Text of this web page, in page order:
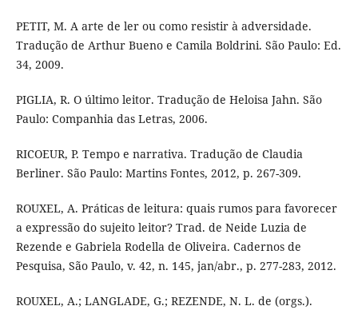
PETIT, M. A arte de ler ou como resistir à adversidade.
Tradução de Arthur Bueno e Camila Boldrini. São Paulo: Ed.
34, 2009.
PIGLIA, R. O último leitor. Tradução de Heloisa Jahn. São
Paulo: Companhia das Letras, 2006.
RICOEUR, P. Tempo e narrativa. Tradução de Claudia
Berliner. São Paulo: Martins Fontes, 2012, p. 267-309.
ROUXEL, A. Práticas de leitura: quais rumos para favorecer
a expressão do sujeito leitor? Trad. de Neide Luzia de
Rezende e Gabriela Rodella de Oliveira. Cadernos de
Pesquisa, São Paulo, v. 42, n. 145, jan/abr., p. 277-283, 2012.
ROUXEL, A.; LANGLADE, G.; REZENDE, N. L. de (orgs.).